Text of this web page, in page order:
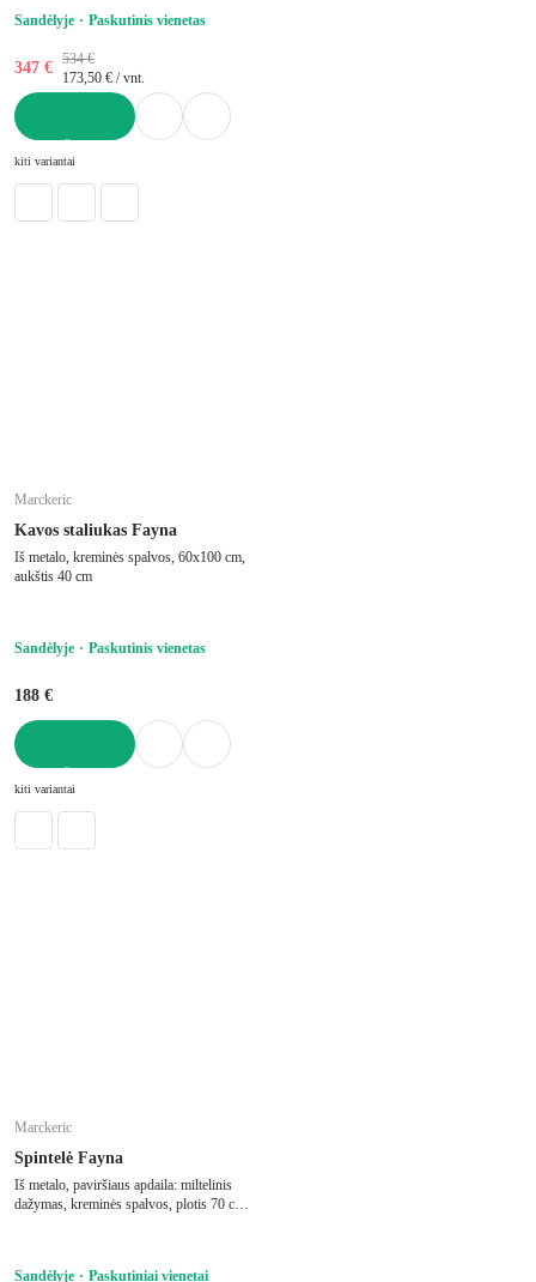
Sandėlyje Paskutinis vienetas
347 € 534 €
173,50 € / vnt.
kiti variantai
Marckeric
Kavos staliukas Fayna
Iš metalo, kreminės spalvos, 60x100 cm,
aukštis 40 cm
Sandėlyje Paskutinis vienetas
188 €
kiti variantai
Marckeric
Spintelė Fayna
Iš metalo, paviršiaus apdaila: miltelinis
dažymas, kreminės spalvos, plotis 70 cm,
Sandėlyje Paskutiniai vienetai